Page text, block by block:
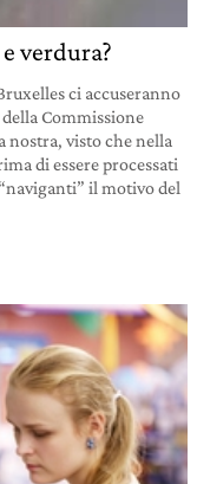
verdura?
ci accuseranno
Commissione
nostra, visto che nella
di essere processati
il motivo del